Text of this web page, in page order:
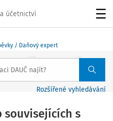
účetnictví
/ Daňový expert
Rozšířené vyhledávání
souvisejících s